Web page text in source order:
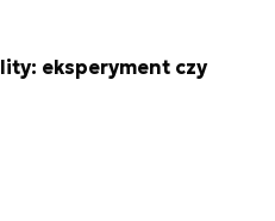
eksperyment czy